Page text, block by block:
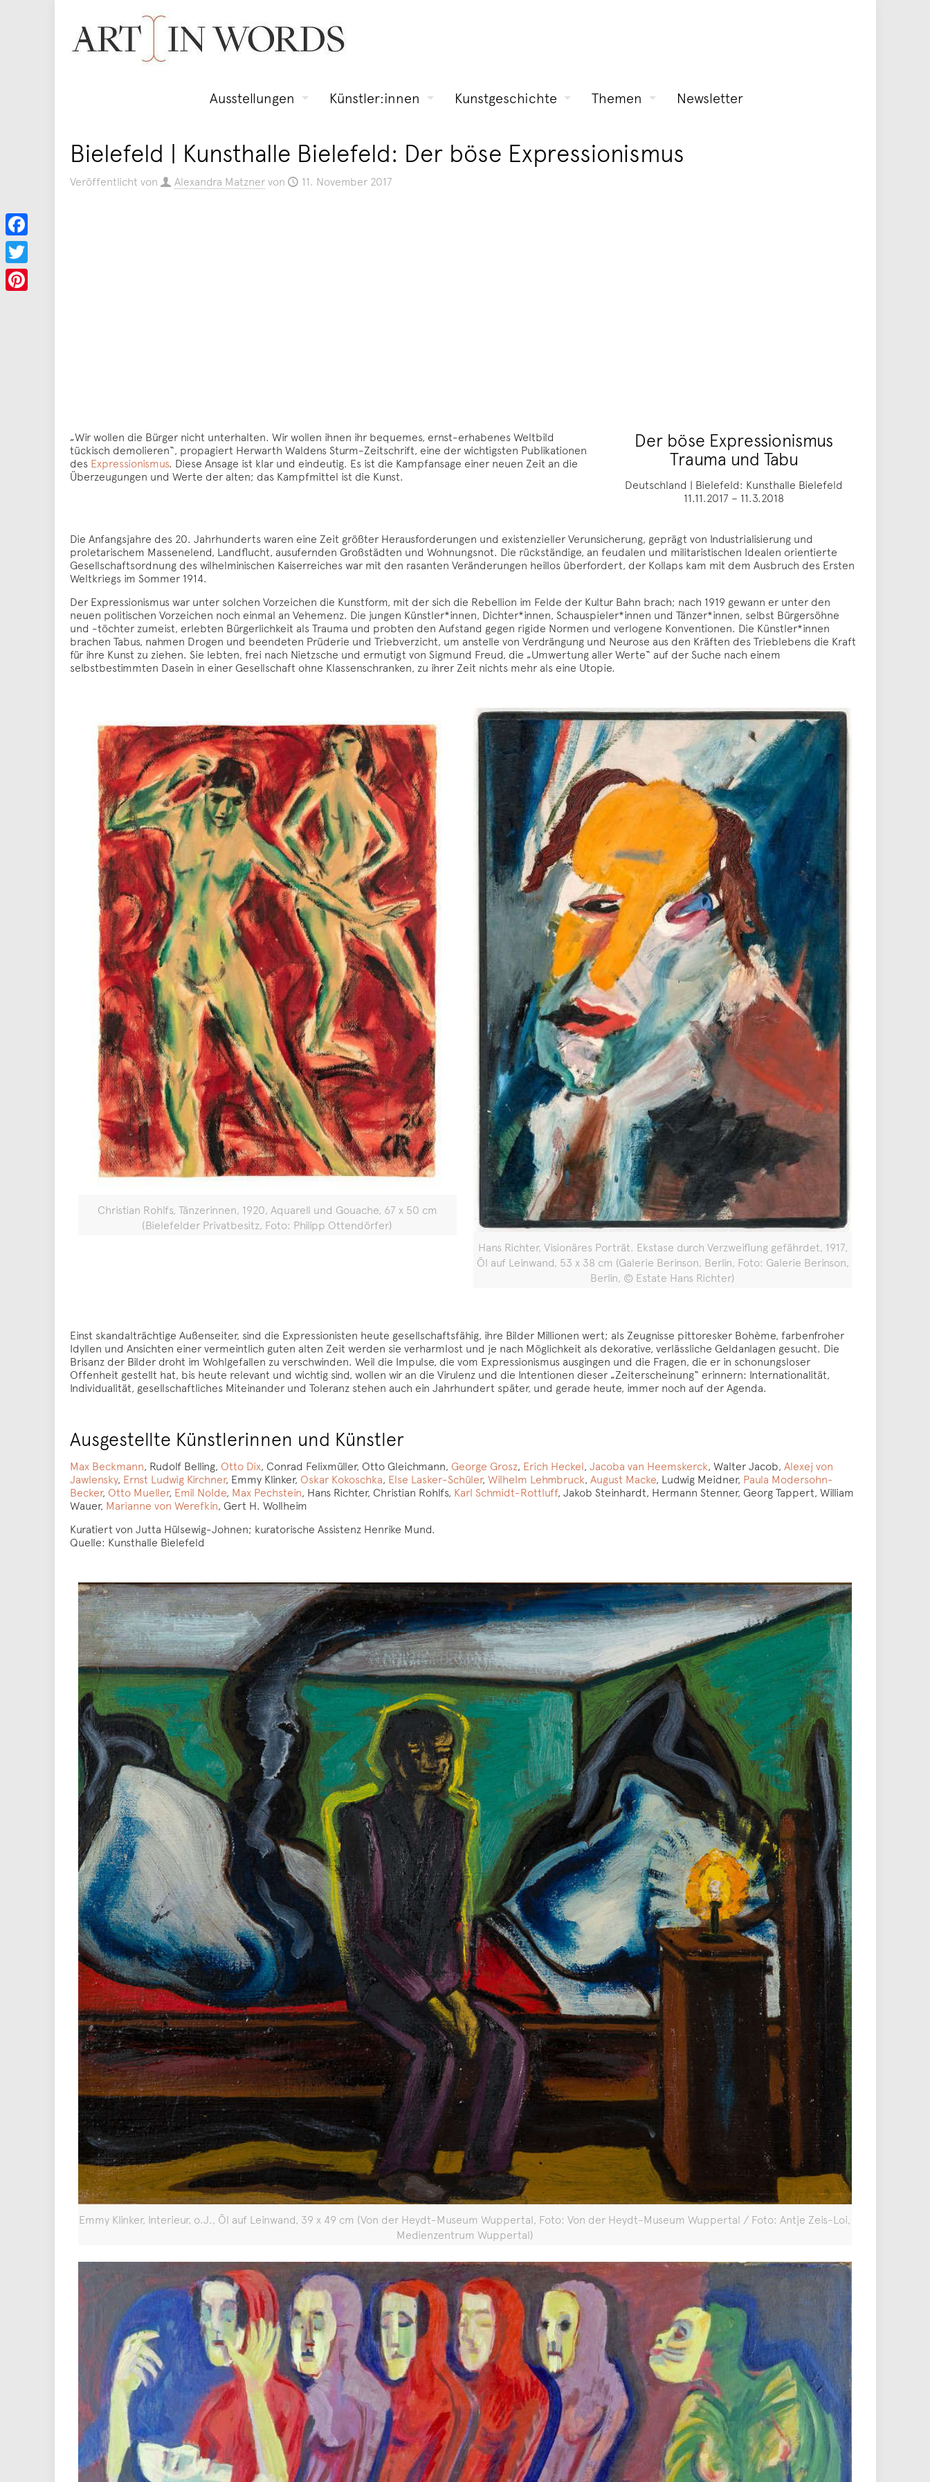
Ausstellungen Künstler:innen Kunstgeschichte Themen Newsletter
Bielefeld | Kunsthalle Bielefeld: Der böse Expressionismus
Veröffentlicht von Alexandra Matzner von 11. November 2017
„Wir wollen die Bürger nicht unterhalten. Wir wollen ihnen ihr bequemes, ernst-erhabenes Weltbild
tückisch demolieren“, propagiert Herwarth Waldens Sturm-Zeitschrift, eine der wichtigsten Publikationen
des Expressionismus. Diese Ansage ist klar und eindeutig. Es ist die Kampfansage einer neuen Zeit an die
Überzeugungen und Werte der alten; das Kampfmittel ist die Kunst.
Der böse Expressionismus
Trauma und Tabu
Deutschland | Bielefeld: Kunsthalle Bielefeld
11.11.2017 – 11.3.2018
Die Anfangsjahre des 20. Jahrhunderts waren eine Zeit größter Herausforderungen und existenzieller Verunsicherung, geprägt von Industrialisierung und
proletarischem Massenelend, Landflucht, ausufernden Großstädten und Wohnungsnot. Die rückständige, an feudalen und militaristischen Idealen orientierte
Gesellschaftsordnung des wilhelminischen Kaiserreiches war mit den rasanten Veränderungen heillos überfordert, der Kollaps kam mit dem Ausbruch des Ersten
Weltkriegs im Sommer 1914.
Der Expressionismus war unter solchen Vorzeichen die Kunstform, mit der sich die Rebellion im Felde der Kultur Bahn brach; nach 1919 gewann er unter den
neuen politischen Vorzeichen noch einmal an Vehemenz. Die jungen Künstler*innen, Dichter*innen, Schauspieler*innen und Tänzer*innen, selbst Bürgersöhne
und -töchter zumeist, erlebten Bürgerlichkeit als Trauma und probten den Aufstand gegen rigide Normen und verlogene Konventionen. Die Künstler*innen
brachen Tabus, nahmen Drogen und beendeten Prüderie und Triebverzicht, um anstelle von Verdrängung und Neurose aus den Kräften des Trieblebens die Kraft
für ihre Kunst zu ziehen. Sie lebten, frei nach Nietzsche und ermutigt von Sigmund Freud, die „Umwertung aller Werte“ auf der Suche nach einem
selbstbestimmten Dasein in einer Gesellschaft ohne Klassenschranken, zu ihrer Zeit nichts mehr als eine Utopie.
Christian Rohlfs, Tänzerinnen, 1920, Aquarell und Gouache, 67 x 50 cm
(Bielefelder Privatbesitz, Foto: Philipp Ottendörfer)
Hans Richter, Visionäres Porträt. Ekstase durch Verzweiflung gefährdet, 1917,
Öl auf Leinwand, 53 x 38 cm (Galerie Berinson, Berlin, Foto: Galerie Berinson,
Berlin, © Estate Hans Richter)
Einst skandalträchtige Außenseiter, sind die Expressionisten heute gesellschaftsfähig, ihre Bilder Millionen wert; als Zeugnisse pittoresker Bohème, farbenfroher
Idyllen und Ansichten einer vermeintlich guten alten Zeit werden sie verharmlost und je nach Möglichkeit als dekorative, verlässliche Geldanlagen gesucht. Die
Brisanz der Bilder droht im Wohlgefallen zu verschwinden. Weil die Impulse, die vom Expressionismus ausgingen und die Fragen, die er in schonungsloser
Offenheit gestellt hat, bis heute relevant und wichtig sind, wollen wir an die Virulenz und die Intentionen dieser „Zeiterscheinung“ erinnern: Internationalität,
Individualität, gesellschaftliches Miteinander und Toleranz stehen auch ein Jahrhundert später, und gerade heute, immer noch auf der Agenda.
Ausgestellte Künstlerinnen und Künstler
Max Beckmann, Rudolf Belling, Otto Dix, Conrad Felixmüller, Otto Gleichmann, George Grosz, Erich Heckel, Jacoba van Heemskerck, Walter Jacob, Alexej von
Jawlensky, Ernst Ludwig Kirchner, Emmy Klinker, Oskar Kokoschka, Else Lasker-Schüler, Wilhelm Lehmbruck, August Macke, Ludwig Meidner, Paula Modersohn-
Becker, Otto Mueller, Emil Nolde, Max Pechstein, Hans Richter, Christian Rohlfs, Karl Schmidt-Rottluff, Jakob Steinhardt, Hermann Stenner, Georg Tappert, William
Wauer, Marianne von Werefkin, Gert H. Wollheim
Kuratiert von Jutta Hülsewig-Johnen; kuratorische Assistenz Henrike Mund.
Quelle: Kunsthalle Bielefeld
Emmy Klinker, Interieur, o.J., Öl auf Leinwand, 39 x 49 cm (Von der Heydt-Museum Wuppertal, Foto: Von der Heydt-Museum Wuppertal / Foto: Antje Zeis-Loi,
Medienzentrum Wuppertal)
Facebook
Twitter